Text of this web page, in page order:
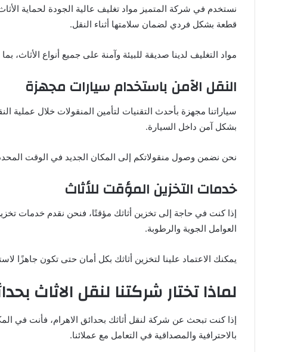
نستخدم في شركة المتميز مواد تغليف عالية الجودة لحماية
قطعة بشكل فردي لضمان سلامتها أثناء النقل.
مواد التغليف لدينا صديقة للبيئة وآمنة على جميع أنواع الأثاث،
النقل الآمن باستخدام سيارات مجهزة
سياراتنا مجهزة بأحدث التقنيات لتأمين المنقولات خلال عملية
بشكل آمن داخل السيارة.
نحن نضمن وصول منقولاتكم إلى المكان الجديد في الوقت
خدمات التخزين المؤقت للأثاث
إذا كنت في حاجة إلى تخزين أثاثك مؤقتًا، فنحن نقدم خدمات
العوامل الجوية والرطوبة.
يمكنك الاعتماد علينا لتخزين أثاثك بكل أمان حتى تكون جاهزًا
لماذا تختار شركتنا لنقل الاثاث
إذا كنت تبحث عن شركة لنقل أثاثك بحدائق الاهرام، فأنت في
بالاحترافية والمصداقية في التعامل مع عملائنا.